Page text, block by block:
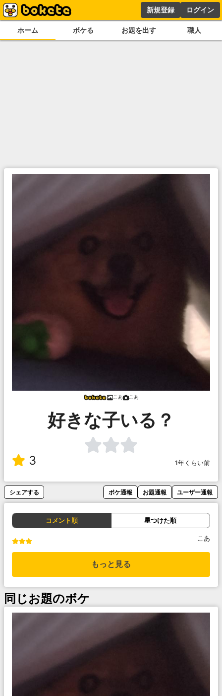
新規登録 ログイン
ホーム ボケる お題を出す 職人
こあ こあ
好きな子いる？
3 1年くらい前
シェアする ボケ通報 お題通報 ユーザー通報
コメント順 星つけた順
こあ
もっと見る
同じお題のボケ